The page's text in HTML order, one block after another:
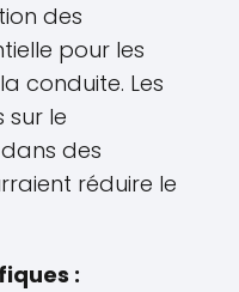
des
pour les
conduite. Les
sur le
des
réduire le
: